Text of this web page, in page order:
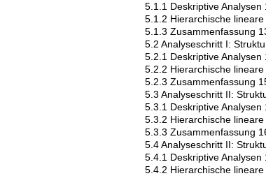
5.1.1 Deskriptive Analysen
5.1.2 Hierarchische
5.1.3 Zusammenfassung
5.2 Analyseschritt I:
5.2.1 Deskriptive Analysen
5.2.2 Hierarchische
5.2.3 Zusammenfassung
5.3 Analyseschritt II:
5.3.1 Deskriptive Analysen
5.3.2 Hierarchische
5.3.3 Zusammenfassung
5.4 Analyseschritt II:
5.4.1 Deskriptive Analysen
5.4.2 Hierarchische